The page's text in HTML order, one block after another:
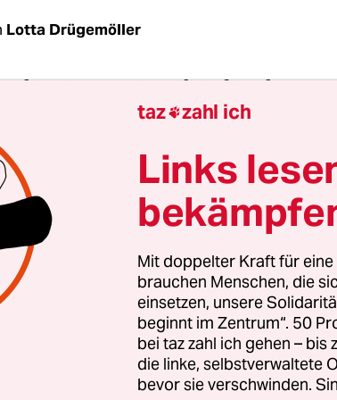
Lotta Drügemöller
spinnen wir mal ein bisschen
Scholz Bundeskanzler werden sollte?
beim Finanzminister, Ihre
Justizministerin.
mich. Ich arbeite sehr gerne mit Olaf
Erfahrung nach ist eine politische
ich wiedergewählt werden, darauf
auf ein Direktmandat sind so
taz zahl ich
Links
Mit doppelter Kraft für
brauchen Menschen, die
einsetzen, unsere
beginnt im Zentrum“. 50
bei taz zahl ich gehen –
die linke, selbstverwaltete
bevor sie verschwinden.